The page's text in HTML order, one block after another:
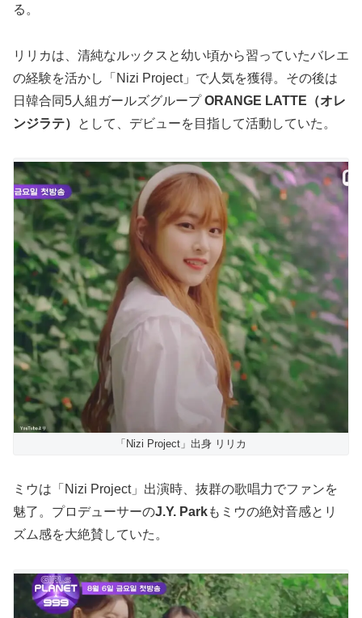
る。
リリカは、清純なルックスと幼い頃から習っていたバレエ
の経験を活かし「Nizi Project」で人気を獲得。その後は
日韓合同5人組ガールズグループORANGE LATTE（オレ
ンジラテ）
として、デビューを目指して活動していた。
「Nizi Project」出身 リリカ
ミウは「Nizi Project」出演時、抜群の歌唱力でファンを
魅了。プロデューサーのJ.Y. Parkもミウの絶対音感とリ
ズム感を大絶賛していた。